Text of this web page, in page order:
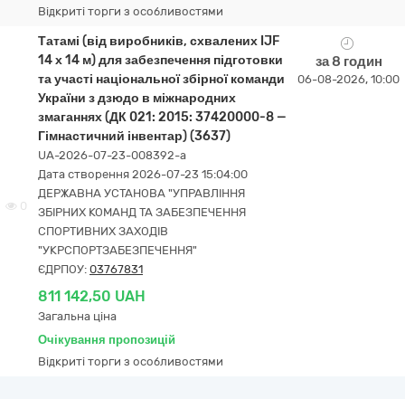
Відкриті торги з особливостями
0
Татамі (від виробників, схвалених IJF
14 х 14 м) для забезпечення підготовки
та участі національної збірної команди
України з дзюдо в міжнародних
змаганнях (ДК 021: 2015: 37420000-8 —
Гімнастичний інвентар) (3637)
UA-2026-07-23-008392-a
Дата створення 2026-07-23 15:04:00
ДЕРЖАВНА УСТАНОВА "УПРАВЛІННЯ
ЗБІРНИХ КОМАНД ТА ЗАБЕЗПЕЧЕННЯ
СПОРТИВНИХ ЗАХОДІВ
"УКРСПОРТЗАБЕЗПЕЧЕННЯ"
ЄДРПОУ: 03767831
811 142,50 UAH
Загальна ціна
Очікування пропозицій
Відкриті торги з особливостями
за 8 годин
06-08-2026, 10:00